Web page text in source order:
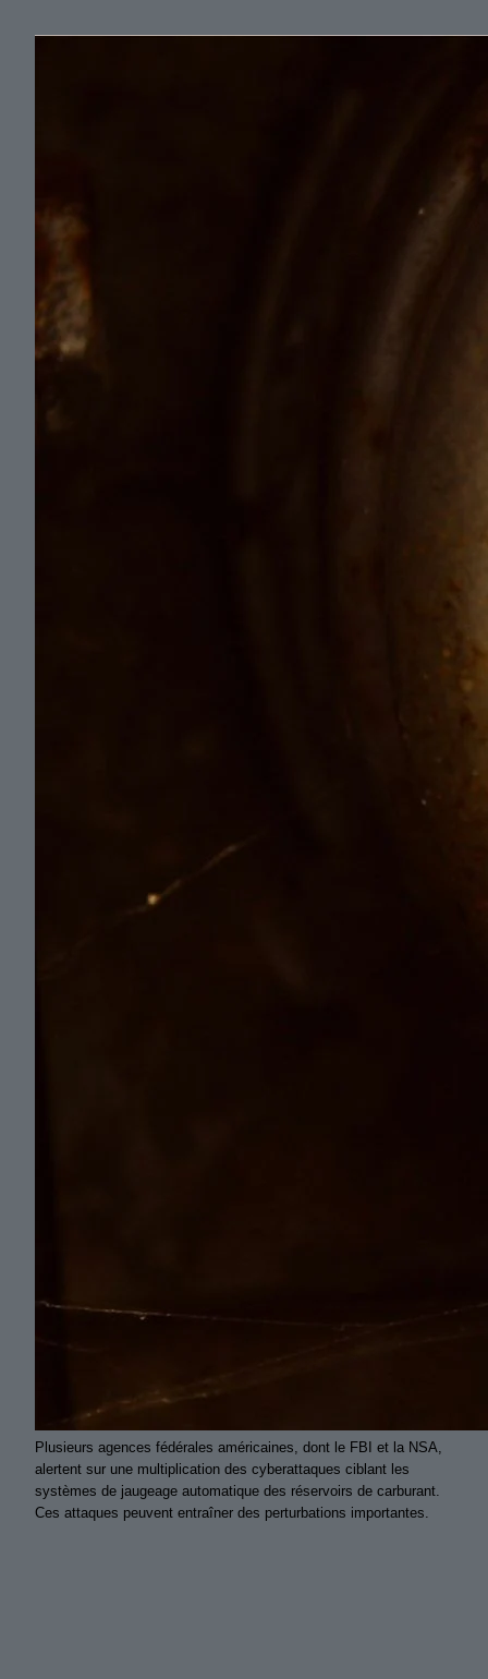
Plusieurs agences fédérales américaines, dont le FBI et la NSA,
alertent sur une multiplication des cyberattaques ciblant les
systèmes de jaugeage automatique des réservoirs de carburant.
Ces attaques peuvent entraîner des perturbations importantes.